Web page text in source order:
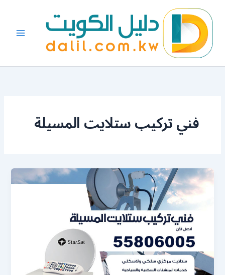
المحتوى
فني تركيب ستلايت المسيلة